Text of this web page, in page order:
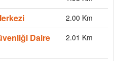
2.00 Km
Daire
2.01 Km